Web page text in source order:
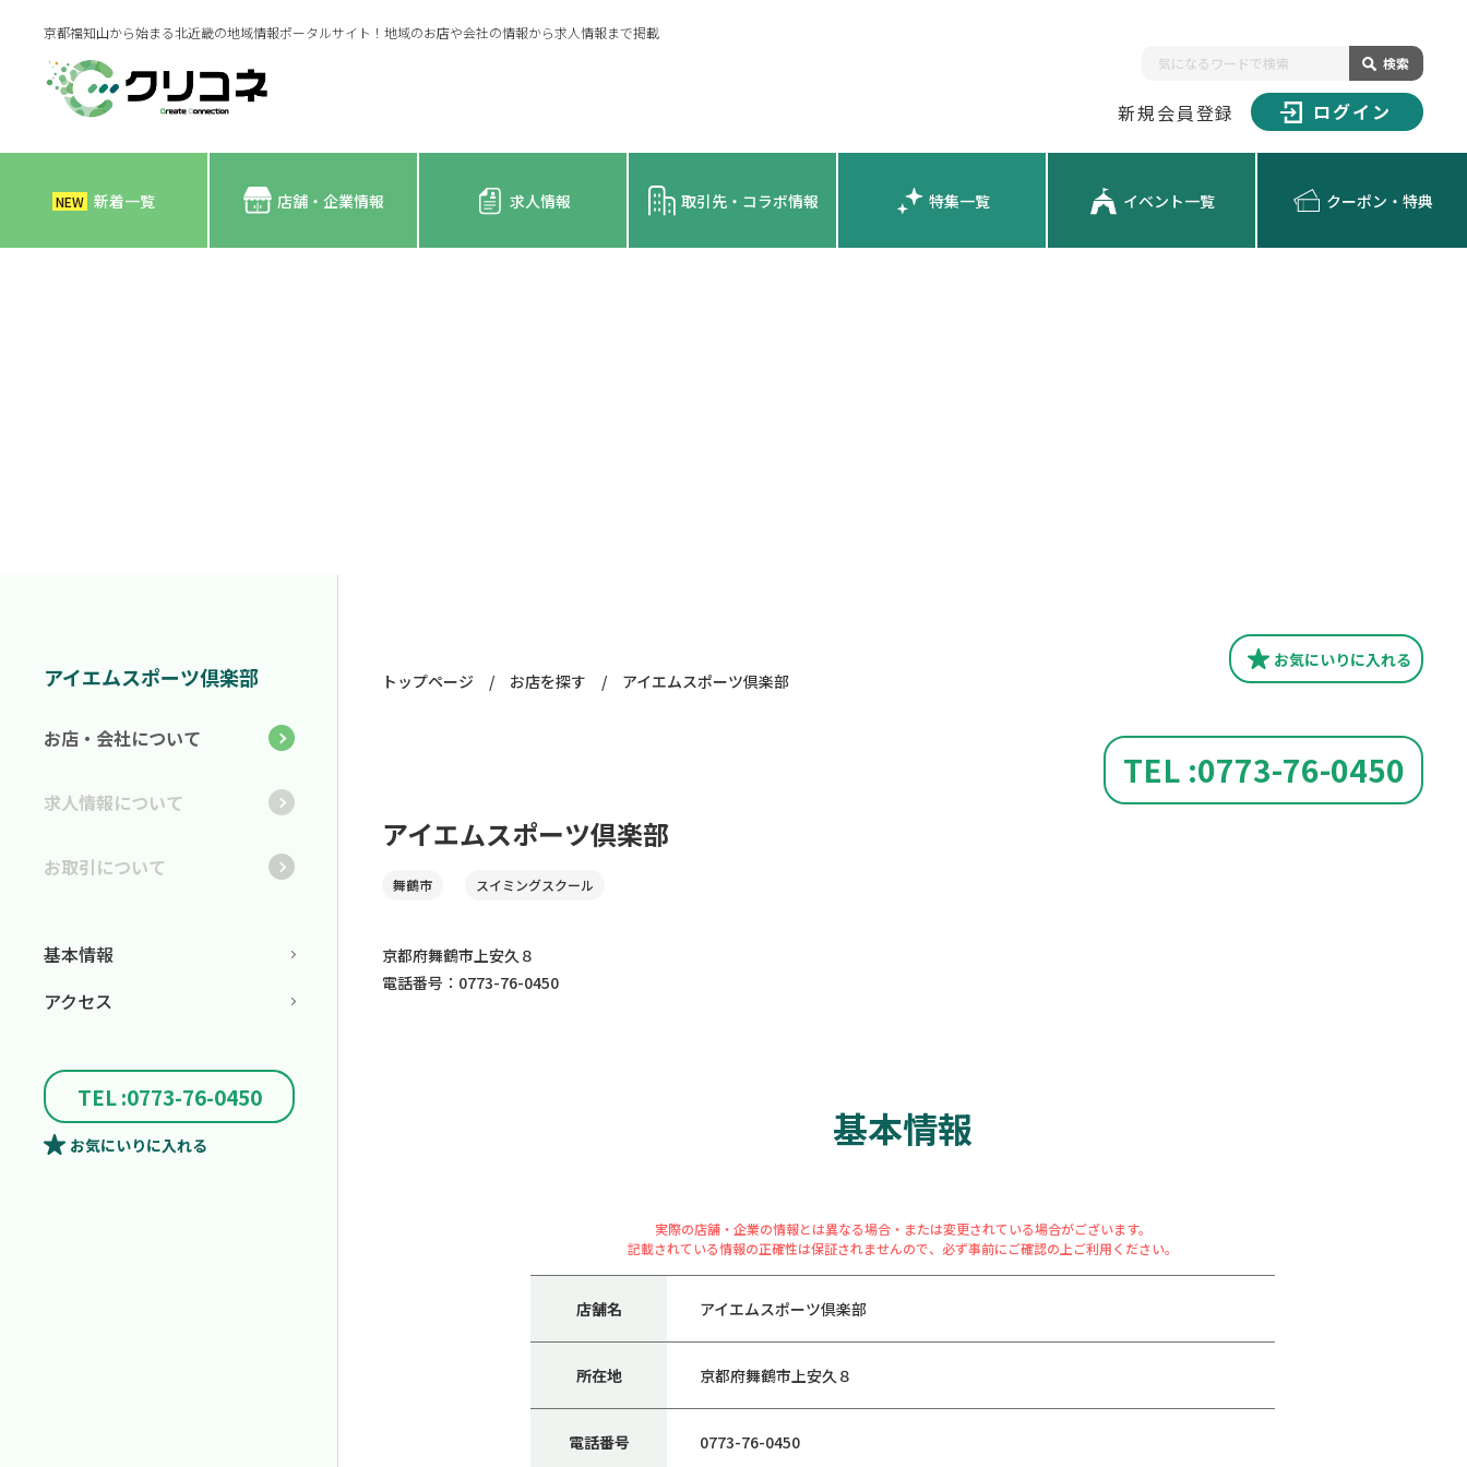
京都福知山から始まる北近畿の地域情報ポータルサイト！地域のお店や会社の情報から求人情報まで掲載
検索
新規会員登録 ログイン
NEW 新着一覧 店舗・企業情報 求人情報 取引先・コラボ情報 特集一覧 イベント一覧 クーポン・特典
トップページ / お店を探す / アイエムスポーツ倶楽部
お気にいりに入れる
TEL :0773-76-0450
アイエムスポーツ倶楽部
舞鶴市 スイミングスクール
京都府舞鶴市上安久８
電話番号：0773-76-0450
基本情報
実際の店舗・企業の情報とは異なる場合・または変更されている場合がございます。
記載されている情報の正確性は保証されませんので、必ず事前にご確認の上ご利用ください。
店舗名 アイエムスポーツ倶楽部
所在地 京都府舞鶴市上安久８
電話番号 0773-76-0450
アイエムスポーツ倶楽部
お店・会社について
求人情報について
お取引について
基本情報
アクセス
TEL :0773-76-0450
お気にいりに入れる